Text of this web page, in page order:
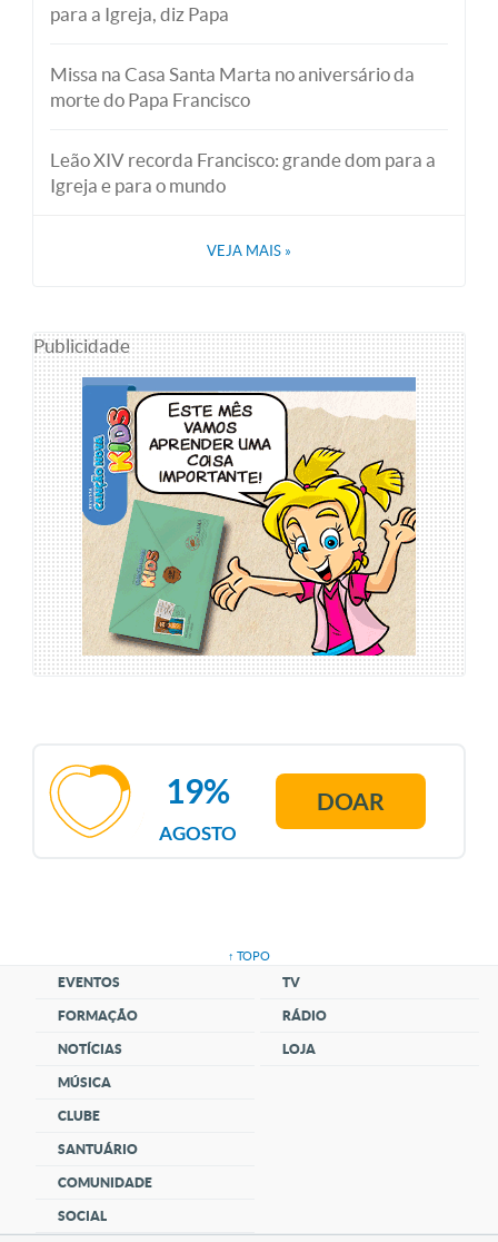
para a Igreja, diz Papa
Missa na Casa Santa Marta no aniversário da
morte do Papa Francisco
Leão XIV recorda Francisco: grande dom para a
Igreja e para o mundo
VEJA MAIS »
Publicidade
AGOSTO
19% DOAR
↑ TOPO
EVENTOS
FORMAÇÃO
NOTÍCIAS
MÚSICA
CLUBE
SANTUÁRIO
COMUNIDADE
SOCIAL
TV
RÁDIO
LOJA